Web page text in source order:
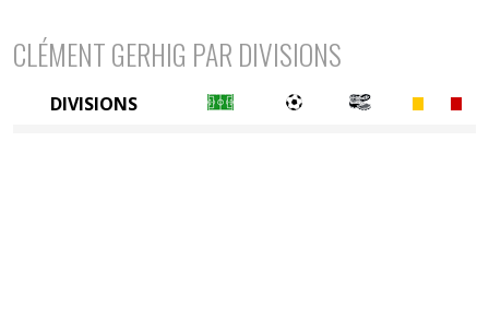
CLÉMENT GERHIG PAR DIVISIONS
DIVISIONS